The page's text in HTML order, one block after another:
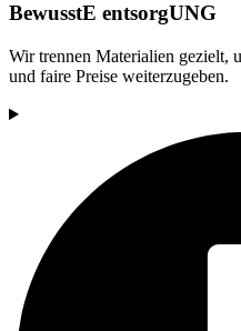
BewusstE entsorgUNG
Wir trennen Materialien gezielt,
und faire Preise weiterzugeben.